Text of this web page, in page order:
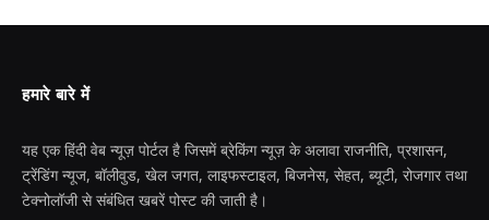
हमारे बारे में
यह एक हिंदी वेब न्यूज़ पोर्टल है जिसमें ब्रेकिंग न्यूज़ के अलावा राजनीति, प्रशासन,
ट्रेंडिंग न्यूज, बॉलीवुड, खेल जगत, लाइफस्टाइल, बिजनेस, सेहत, ब्यूटी, रोजगार तथा
टेक्नोलॉजी से संबंधित खबरें पोस्ट की जाती है।